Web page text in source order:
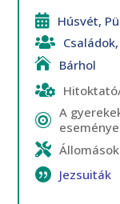
Húsvét,
Családok,
Bárhol
A
Jezsuiták